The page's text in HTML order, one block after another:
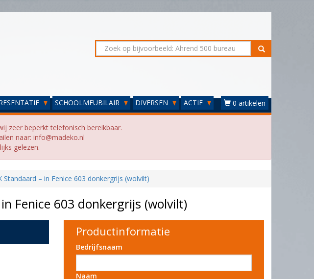
SCHOOLMEUBILAIR DIVERSEN ACTIE 0 artikelen
zeer beperkt telefonisch bereikbaar.
naar: info@madeko.nl
gelezen.
Standaard – in Fenice 603 donkergrijs (wolvilt)
Fenice 603 donkergrijs (wolvilt)
Productinformatie
Bedrijfsnaam
Naam